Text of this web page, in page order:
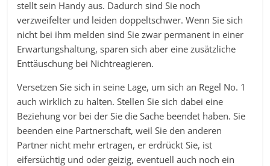
stellt sein Handy aus. Dadurch sind Sie noch
verzweifelter und leiden doppeltschwer. Wenn Sie sich
nicht bei ihm melden sind Sie zwar permanent in einer
Erwartungshaltung, sparen sich aber eine zusätzliche
Enttäuschung bei Nichtreagieren.
Versetzen Sie sich in seine Lage, um sich an Regel No. 1
auch wirklich zu halten. Stellen Sie sich dabei eine
Beziehung vor bei der Sie die Sache beendet haben. Sie
beenden eine Partnerschaft, weil Sie den anderen
Partner nicht mehr ertragen, er erdrückt Sie, ist
eifersüchtig und oder geizig, eventuell auch noch ein